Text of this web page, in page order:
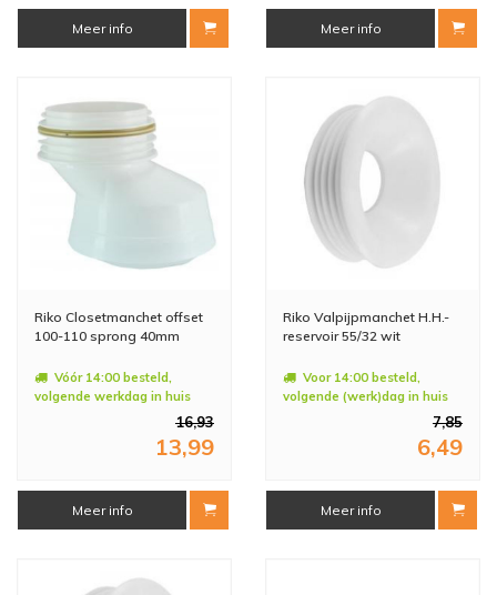
Meer info Meer info
Riko Closetmanchet offset
100-110 sprong 40mm
Vóór 14:00 besteld,
volgende werkdag in huis
16,93
13,99
Meer info
Riko Valpijpmanchet H.H.-
reservoir 55/32 wit
Voor 14:00 besteld,
volgende (werk)dag in huis
7,85
6,49
Meer info